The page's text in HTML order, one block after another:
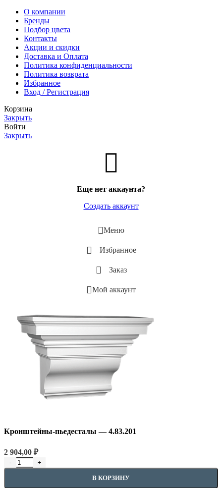
О компании
Бренды
Подбор цвета
Контакты
Акции и скидки
Доставка и Оплата
Политика конфиденциальности
Политика возврата
Избранное
Вход / Регистрация
Корзина
Закрыть
Войти
Закрыть
Еще нет аккаунта?
Создать аккаунт
Меню
Избранное
Заказ
Мой аккаунт
Кронштейны-пьедесталы — 4.83.201
2 904,00 ₽
Количество товара Кронштейны-пьедесталы - 4.83.201
В КОРЗИНУ